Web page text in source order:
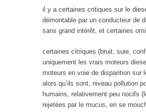
il y a certaines critiques sur le
démontable par un conducteur de
sans grand intérêt, et certaines
certaines citriques (bruit, suie,
uniquement les vrais moteurs
moteurs en voie de disparition sur
alors qu’ils sont, niveau pollution
humains, relativement peu nocifs
rejetées par le mucus, en se